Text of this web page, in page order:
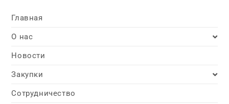
Главная
О нас
Новости
Закупки
Сотрудничество